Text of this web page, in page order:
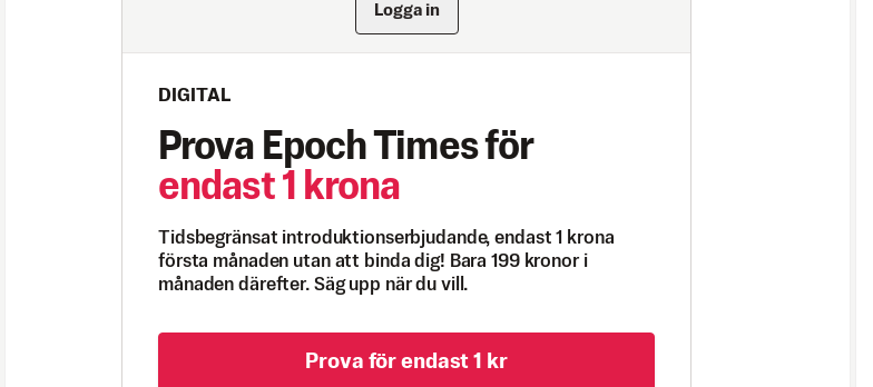
Logga in
DIGITAL
Prova Epoch Times för
endast 1 krona
Tidsbegränsat introduktionserbjudande, endast 1 krona
första månaden utan att binda dig! Bara 199 kronor i
månaden därefter. Säg upp när du vill.
Prova för endast 1 kr